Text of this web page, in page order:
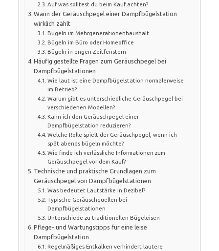
Auf was solltest du beim Kauf achten?
Wann der Geräuschpegel einer Dampfbügelstation
wirklich zählt
Bügeln im Mehrgenerationenhaushalt
Bügeln im Büro oder Homeoffice
Bügeln in engen Zeitfenstern
Häufig gestellte Fragen zum Geräuschpegel bei
Dampfbügelstationen
Wie laut ist eine Dampfbügelstation normalerweise
im Betrieb?
Warum gibt es unterschiedliche Geräuschpegel bei
verschiedenen Modellen?
Kann ich den Geräuschpegel einer
Dampfbügelstation reduzieren?
Welche Rolle spielt der Geräuschpegel, wenn ich
spät abends bügeln möchte?
Wie finde ich verlässliche Informationen zum
Geräuschpegel vor dem Kauf?
Technische und praktische Grundlagen zum
Geräuschpegel von Dampfbügelstationen
Was bedeutet Lautstärke in Dezibel?
Typische Geräuschquellen bei
Dampfbügelstationen
Unterschiede zu traditionellen Bügeleisen
Pflege- und Wartungstipps für eine leise
Dampfbügelstation
Regelmäßiges Entkalken verhindert lautere